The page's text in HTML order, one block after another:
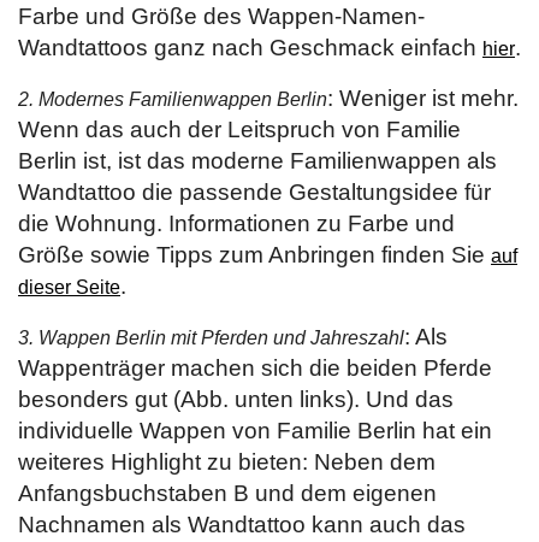
Farbe und Größe des Wappen-Namen-
Wandtattoos ganz nach Geschmack einfach hier.
2. Modernes Familienwappen Berlin: Weniger ist mehr.
Wenn das auch der Leitspruch von Familie
Berlin ist, ist das moderne Familienwappen als
Wandtattoo die passende Gestaltungsidee für
die Wohnung. Informationen zu Farbe und
Größe sowie Tipps zum Anbringen finden Sie auf
dieser Seite.
3. Wappen Berlin mit Pferden und Jahreszahl: Als
Wappenträger machen sich die beiden Pferde
besonders gut (Abb. unten links). Und das
individuelle Wappen von Familie Berlin hat ein
weiteres Highlight zu bieten: Neben dem
Anfangsbuchstaben B und dem eigenen
Nachnamen als Wandtattoo kann auch das